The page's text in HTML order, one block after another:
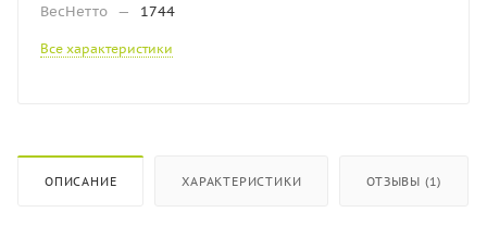
ВесНетто — 1744
Все характеристики
ОПИСАНИЕ ХАРАКТЕРИСТИКИ ОТЗЫВЫ (1)